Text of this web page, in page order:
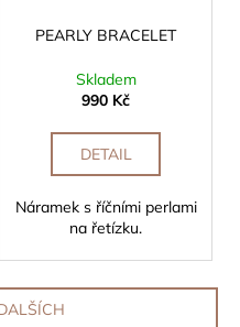
PEARLY BRACELET
Skladem
990 Kč
DETAIL
Náramek s říčními perlami
na řetízku.